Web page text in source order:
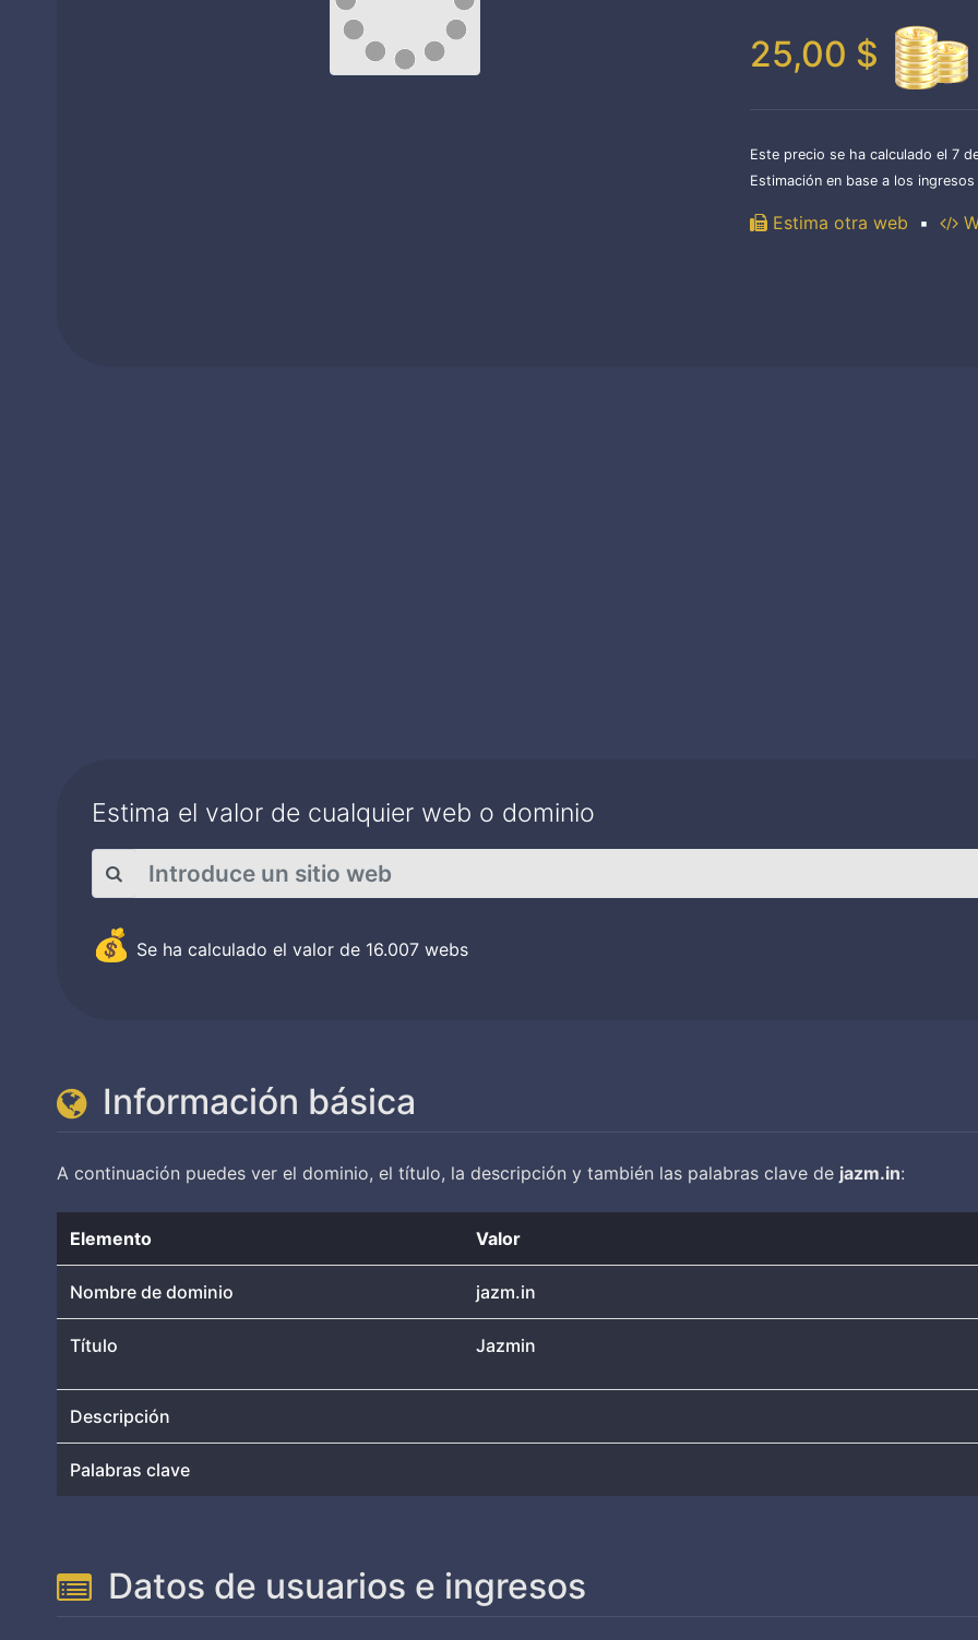
25,00 $
Este precio se ha calculado el 7
Estimación en base a los
Estima otra web ▪
Estima el valor de cualquier web o dominio
💰 Se ha calculado el valor de 16.007 webs
Información básica
A continuación puedes ver el dominio, el título, la descripción y también las palabras clave de jazm.in:
Elemento Valor
Nombre de dominio jazm.in
Título Jazmin
Descripción
Palabras clave
Datos de usuarios e ingresos